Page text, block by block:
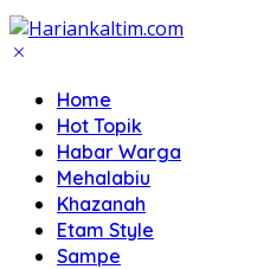
Home
Hot Topik
Habar Warga
Mehalabiu
Khazanah
Etam Style
Sampe